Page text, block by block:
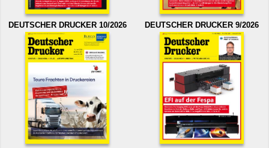
DEUTSCHER DRUCKER 10/2026 DEUTSCHER DRUCKER 9/2026